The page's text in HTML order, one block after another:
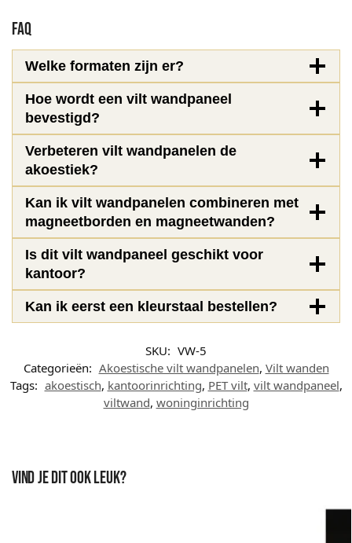
FAQ
Welke formaten zijn er?
Hoe wordt een vilt wandpaneel
bevestigd?
Verbeteren vilt wandpanelen de
akoestiek?
Kan ik vilt wandpanelen combineren met
magneetborden en magneetwanden?
Is dit vilt wandpaneel geschikt voor
kantoor?
Kan ik eerst een kleurstaal bestellen?
SKU: VW-5
Categorieën: Akoestische vilt wandpanelen, Vilt wanden
Tags: akoestisch, kantoorinrichting, PET vilt, vilt wandpaneel,
viltwand, woninginrichting
Vind je dit ook leuk?